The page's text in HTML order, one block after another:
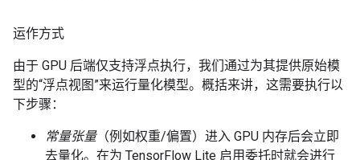
运作方式
由于 GPU 后端仅支持浮点执行，我们通过为其提供原始模
型的“浮点视图”来运行量化模型。概括来讲，这需要执行以
下步骤：
常量张量（例如权重/偏置）进入 GPU 内存后会立即
去量化。在为 TensorFlow Lite 启用委托时就会进行